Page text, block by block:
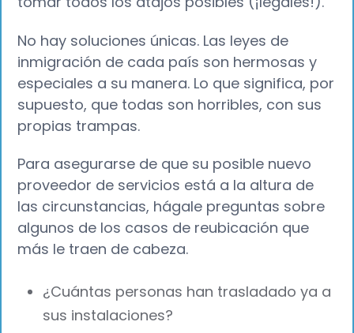
No hay soluciones únicas. Las leyes de
inmigración de cada país son hermosas y
especiales a su manera. Lo que significa, por
supuesto, que todas son horribles, con sus
propias trampas.
Para asegurarse de que su posible nuevo
proveedor de servicios está a la altura de
las circunstancias, hágale preguntas sobre
algunos de los casos de reubicación que
más le traen de cabeza.
¿Cuántas personas han trasladado ya a
sus instalaciones?